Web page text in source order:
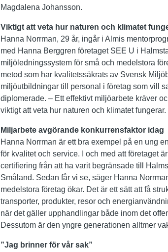
Magdalena Johansson.
Viktigt att veta hur naturen och klimatet
Hanna Norrman, 29 år, ingår i Almis
med Hanna Berggren företaget SEE U i
miljöledningssystem för små och medelstora
metod som har kvalitetssäkrats av Svensk
miljöutbildningar till personal i företag som vill
diplomerade. – Ett effektivt miljöarbete kräver
viktigt att veta hur naturen och klimatet
Miljarbete avgörande konkurrensfaktor idag
Hanna Norrman är ett bra exempel på en ung
för kvalitet och service. I och med att företaget
certifiering från att ha varit begränsade till
Småland. Sedan får vi se, säger Hanna
medelstora företag ökar. Det är ett sätt att få
transporter, produkter, resor och
när det gäller upphandlingar både inom det
Dessutom är den yngre generationen alltmer
”Jag brinner för vår sak”